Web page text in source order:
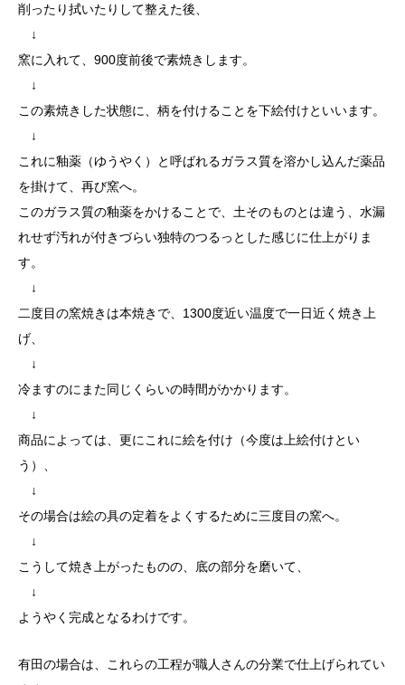
削ったり拭いたりして整えた後、
↓
窯に入れて、900度前後で素焼きします。
↓
この素焼きした状態に、柄を付けることを下絵付けといいます。
↓
これに釉薬（ゆうやく）と呼ばれるガラス質を溶かし込んだ薬品
を掛けて、再び窯へ。
このガラス質の釉薬をかけることで、土そのものとは違う、水漏
れせず汚れが付きづらい独特のつるっとした感じに仕上がりま
す。
↓
二度目の窯焼きは本焼きで、1300度近い温度で一日近く焼き上
げ、
↓
冷ますのにまた同じくらいの時間がかかります。
↓
商品によっては、更にこれに絵を付け（今度は上絵付けとい
う）、
↓
その場合は絵の具の定着をよくするために三度目の窯へ。
↓
こうして焼き上がったものの、底の部分を磨いて、
↓
ようやく完成となるわけです。
有田の場合は、これらの工程が職人さんの分業で仕上げられてい